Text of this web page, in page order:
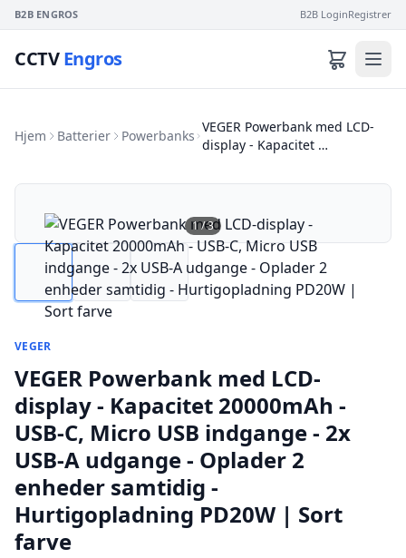
B2B ENGROS B2B LoginRegistrer
CCTVEngros
Hjem Batterier Powerbanks
VEGER Powerbank med LCD-
display - Kapacitet …
1/3
VEGER
VEGER Powerbank med LCD-
display - Kapacitet 20000mAh -
USB-C, Micro USB indgange - 2x
USB-A udgange - Oplader 2
enheder samtidig -
Hurtigopladning PD20W | Sort
farve